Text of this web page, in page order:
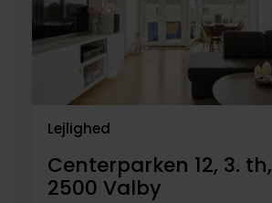
Lejlighed
Centerparken 12, 3. th,
2500 Valby